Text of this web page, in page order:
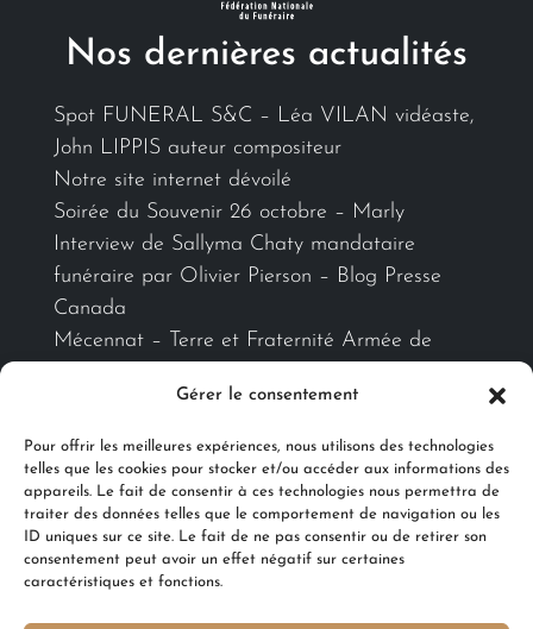
Gérer le consentement
Pour offrir les meilleures expériences, nous utilisons des technologies
telles que les cookies pour stocker et/ou accéder aux informations des
appareils. Le fait de consentir à ces technologies nous permettra de
traiter des données telles que le comportement de navigation ou les
ID uniques sur ce site. Le fait de ne pas consentir ou de retirer son
consentement peut avoir un effet négatif sur certaines
caractéristiques et fonctions.
Nos dernières actualités
Spot FUNERAL S&C – Léa VILAN vidéaste,
John LIPPIS auteur compositeur
Notre site internet dévoilé
Soirée du Souvenir 26 octobre – Marly
Interview de Sallyma Chaty mandataire
funéraire par Olivier Pierson – Blog Presse
Canada
Mécennat – Terre et Fraternité Armée de
Ils nous accompagnent